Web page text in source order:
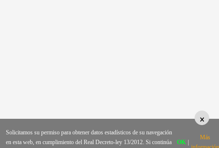
×
Solicitamos su permiso para obtener datos estadísticos de su navegación
en esta web, en cumplimiento del Real Decreto-ley 13/2012. Si continúa
OK
Más